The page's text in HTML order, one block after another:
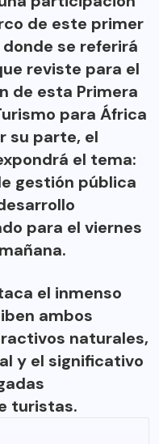
de este primer
se referirá
reviste para el
de esta Primera
para África
su parte, el
el tema:
gestión pública
para el viernes
el inmenso
ambos
naturales,
y el significativo
turistas.